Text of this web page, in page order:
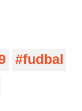
fudbal